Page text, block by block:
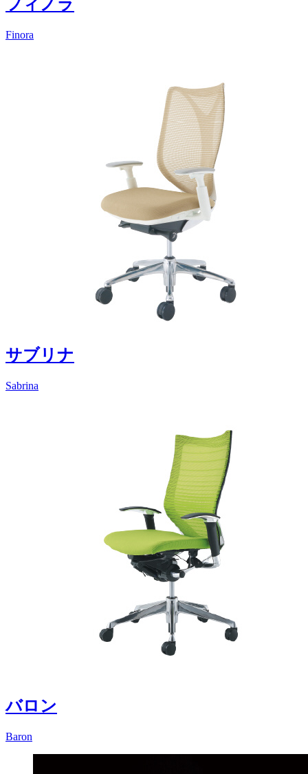
フィノラ
Finora
サブリナ
Sabrina
バロン
Baron